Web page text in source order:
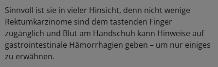
Sinnvoll ist sie in vieler Hinsicht, denn nicht wenige
Rektumkarzinome sind dem tastenden Finger
zugänglich und Blut am Handschuh kann Hinweise auf
gastrointestinale Hämorrhagien geben – um nur einiges
zu erwähnen.